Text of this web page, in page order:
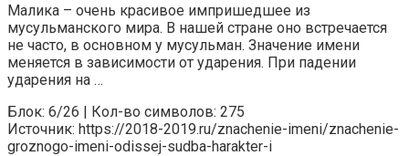
Малика – очень красивое импришедшее из
мусульманского мира. В нашей стране оно встречается
не часто, в основном у мусульман. Значение имени
меняется в зависимости от ударения. При падении
ударения на …
Блок: 6/26 | Кол-во символов: 275
Источник: https://2018-2019.ru/znachenie-imeni/znachenie-
groznogo-imeni-odissej-sudba-harakter-i